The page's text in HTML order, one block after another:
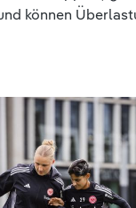
können